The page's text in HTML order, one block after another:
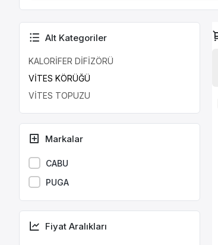
Alt Kategoriler
KALORİFER DİFİZÖRÜ
VİTES KÖRÜĞÜ
VİTES TOPUZU
Markalar
CABU
PUGA
Fiyat Aralıkları